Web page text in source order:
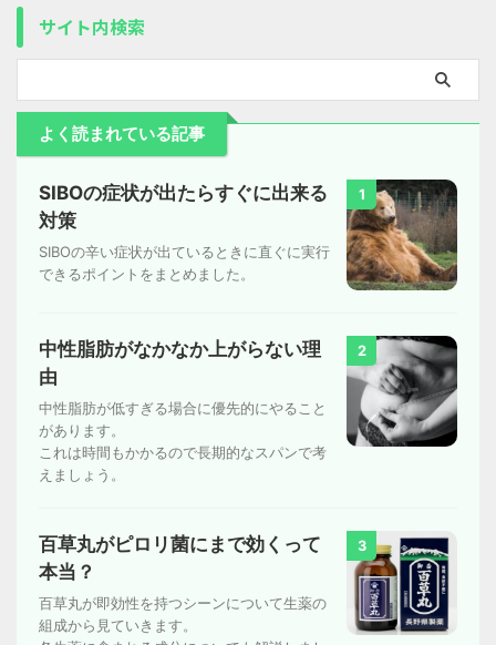
サイト内検索
よく読まれている記事
1
SIBOの症状が出たらすぐに出来る
対策
SIBOの辛い症状が出ているときに直ぐに実行
できるポイントをまとめました。
2
中性脂肪がなかなか上がらない理
由
中性脂肪が低すぎる場合に優先的にやること
があります。
これは時間もかかるので長期的なスパンで考
えましょう。
3
百草丸がピロリ菌にまで効くって
本当？
百草丸が即効性を持つシーンについて生薬の
組成から見ていきます。